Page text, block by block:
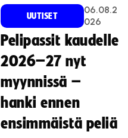
UUTISET
06.08.2
026
Pelipassit kaudelle
2026–27 nyt
myynnissä –
hanki ennen
ensimmäistä peliä